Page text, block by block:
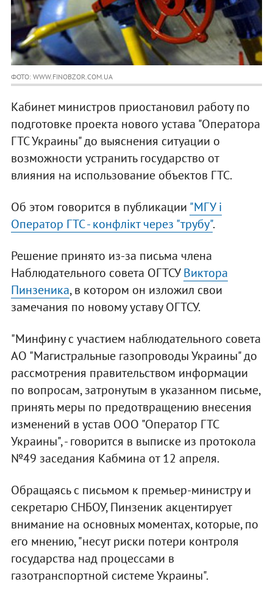
ФОТО: WWW.FINOBZOR.COM.UA
Кабинет министров приостановил работу по
подготовке проекта нового устава "Оператора
ГТС Украины" до выяснения ситуации о
возможности устранить государство от
влияния на использование объектов ГТС.
Об этом говорится в публикации "МГУ і
Оператор ГТС - конфлікт через "трубу".
Решение принято из-за письма члена
Наблюдательного совета ОГТСУВиктора
Пинзеника, в котором он изложил свои
замечания по новому уставу ОГТСУ.
"Минфину с участием наблюдательного совета
АО "Магистральные газопроводы Украины" до
рассмотрения правительством информации
по вопросам, затронутым в указанном письме,
принять меры по предотвращению внесения
изменений в устав ООО "Оператор ГТС
Украины", - говорится в выписке из протокола
№49 заседания Кабмина от 12 апреля.
Обращаясь с письмом к премьер-министру и
секретарю СНБОУ, Пинзеник акцентирует
внимание на основных моментах, которые, по
его мнению, "несут риски потери контроля
государства над процессами в
газотранспортной системе Украины".